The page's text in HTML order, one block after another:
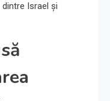
Israel și